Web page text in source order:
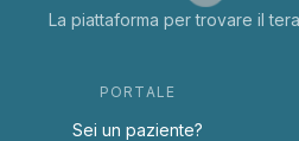
La piattaforma per trovare il
PORTALE
Sei un paziente?